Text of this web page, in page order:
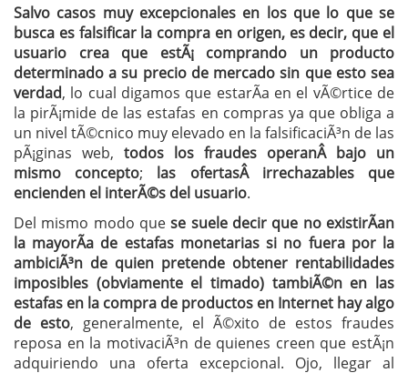
Salvo casos muy excepcionales en los que lo que se
busca es falsificar la compra en origen, es decir, que el
usuario crea que estÃ¡ comprando un producto
determinado a su precio de mercado sin que esto sea
verdad, lo cual digamos que estarÃ­a en el vÃ©rtice de
la pirÃ¡mide de las estafas en compras ya que obliga a
un nivel tÃ©cnico muy elevado en la falsificaciÃ³n de las
pÃ¡ginas web, todos los fraudes operanÂ bajo un
mismo concepto; las ofertasÂ irrechazables que
encienden el interÃ©s del usuario.
Del mismo modo quese suele decir que no existirÃ­an
la mayorÃ­a de estafas monetarias si no fuera por la
ambiciÃ³n de quien pretende obtener rentabilidades
imposibles (obviamente el timado) tambiÃ©n en las
estafas en la compra de productos en Internet hay algo
de esto, generalmente, el Ã©xito de estos fraudes
reposa en la motivaciÃ³n de quienes creen que estÃ¡n
adquiriendo una oferta excepcional. Ojo, llegar al